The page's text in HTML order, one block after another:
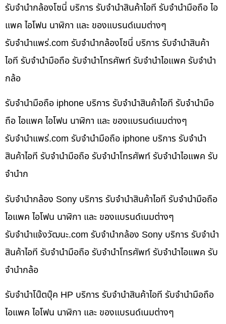
รับจำนำกล้องโซนี่ บริการ รับจำนำสินค้าไอที รับจำนำมือถือ ไอ
แพค ไอโฟน นาฬิกา และ ของแบรนด์เนมต่างๆ
รับจํานําแพร่.com รับจำนำกล้องโซนี่ บริการ รับจำนำสินค้า
ไอที รับจำนำมือถือ รับจำนำโทรศัพท์ รับจำนำไอแพค รับจำนำ
กล้อ
รับจำนำมือถือ iphone บริการ รับจำนำสินค้าไอที รับจำนำมือ
ถือ ไอแพค ไอโฟน นาฬิกา และ ของแบรนด์เนมต่างๆ
รับจํานําแพร่.com รับจำนำมือถือ iphone บริการ รับจำนำ
สินค้าไอที รับจำนำมือถือ รับจำนำโทรศัพท์ รับจำนำไอแพค รับ
จำนำก
รับจำนำกล้อง Sony บริการ รับจำนำสินค้าไอที รับจำนำมือถือ
ไอแพค ไอโฟน นาฬิกา และ ของแบรนด์เนมต่างๆ
รับจํานําแจ้งวัฒนะ.com รับจำนำกล้อง Sony บริการ รับจำนำ
สินค้าไอที รับจำนำมือถือ รับจำนำโทรศัพท์ รับจำนำไอแพค รับ
จำนำกล้อ
รับจำนำโน๊ตบุ๊ค HP บริการ รับจำนำสินค้าไอที รับจำนำมือถือ
ไอแพค ไอโฟน นาฬิกา และ ของแบรนด์เนมต่างๆ